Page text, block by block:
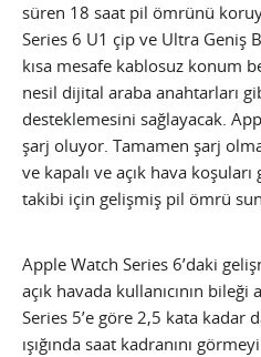
süren 18 saat pil ömrünü
Series 6 U1 çip ve Ultra Geniş
kısa mesafe kablosuz konum
nesil dijital araba anahtarları
desteklemesini sağlayacak.
şarj oluyor. Tamamen şarj
ve kapalı ve açık hava
takibi için gelişmiş pil ömrü
Apple Watch Series 6’daki
açık havada kullanıcının bileği
Series 5’e göre 2,5 kata kadar
ışığında saat kadranını